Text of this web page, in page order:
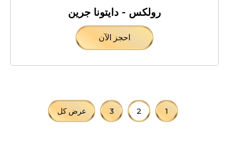
رولكس - دايتونا جرين
احجز الآن
1
2
3 عرض كل